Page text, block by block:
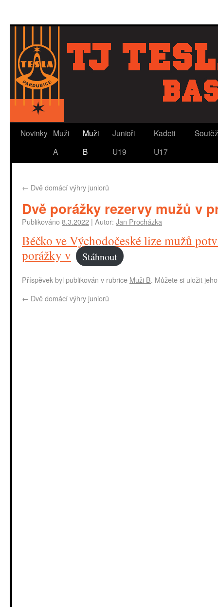
Novinky Muži
A
Muži
B
Junioři
U19
Kadeti
U17
← Dvě domácí výhry juniorů
Dvě porážky rezervy mužů v
Publikováno8.3.2022 | Autor: Jan Procházka
Béčko ve Východočeské lize mužů
porážky v
Stáhnout
Příspěvek byl publikován v rubrice Muži B. Můžete si uložit
← Dvě domácí výhry juniorů